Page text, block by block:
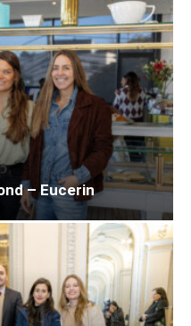
– Eucerin